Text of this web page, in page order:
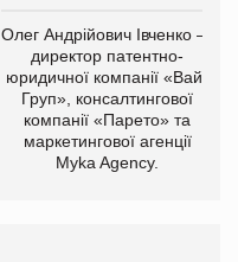
Олег Андрійович Івченко —
директор патентно-
юридичної компанії «Вайз
Груп», консалтингової
компанії «Парето» та
маркетингової агенції
Myka Agency.